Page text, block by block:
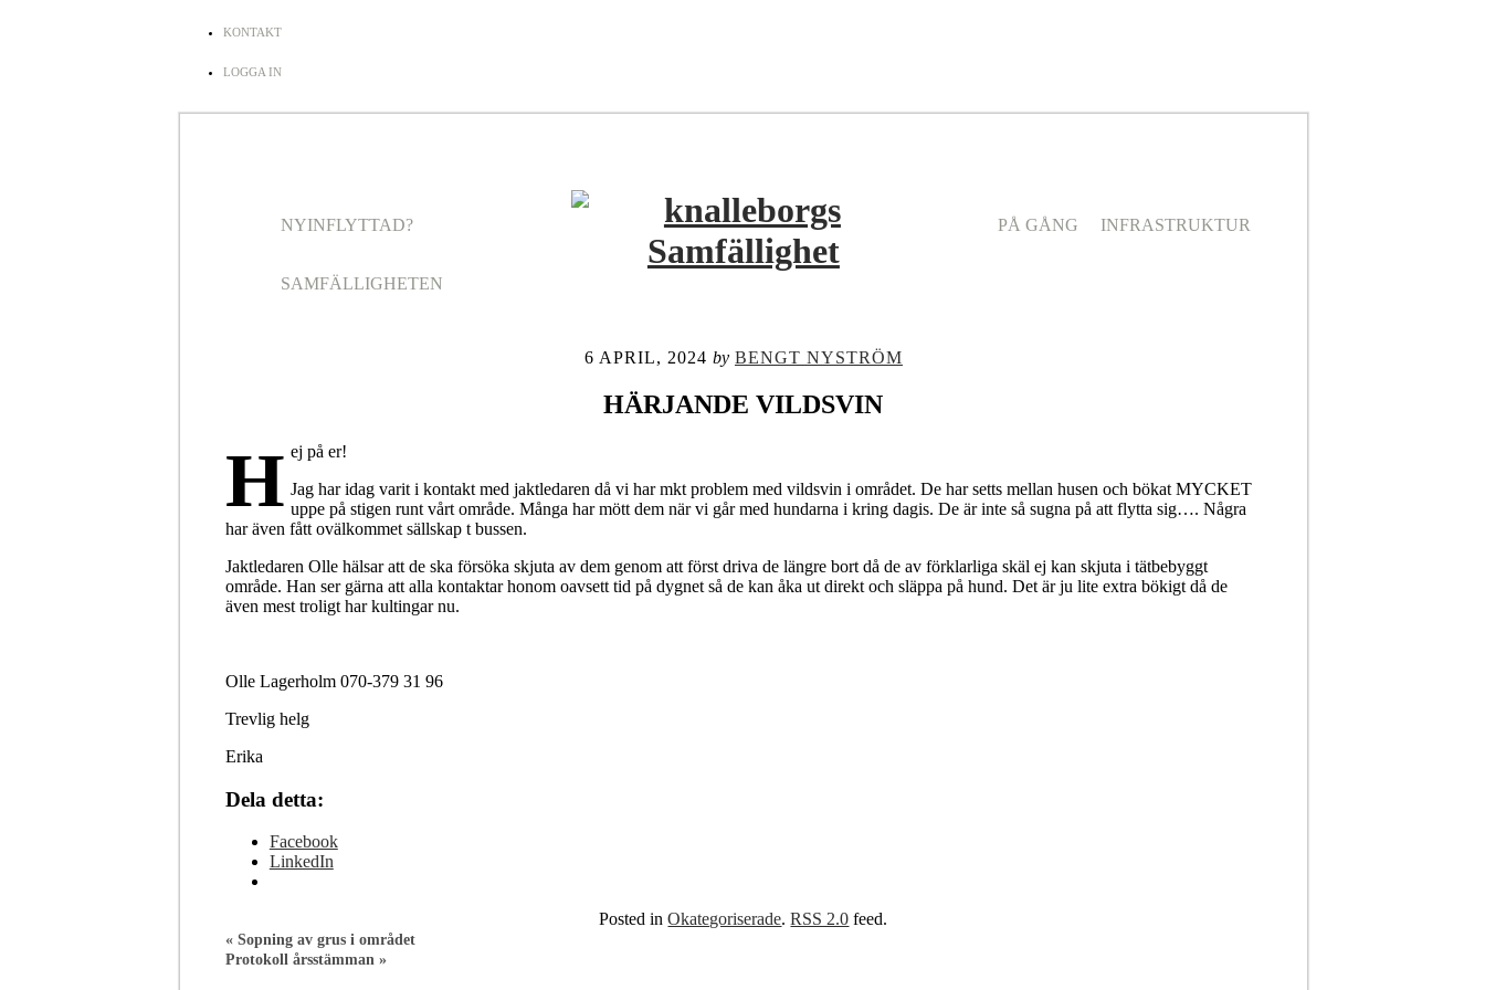
KONTAKT
LOGGA IN
NYINFLYTTAD?
SAMFÄLLIGHETEN
PÅ GÅNG INFRASTRUKTUR
6 APRIL, 2024 by BENGT NYSTRÖM
HÄRJANDE VILDSVIN
H ej på er!
Jag har idag varit i kontakt med jaktledaren då vi har mkt problem med vildsvin i området. De har setts mellan husen och bökat MYCKET
uppe på stigen runt vårt område. Många har mött dem när vi går med hundarna i kring dagis. De är inte så sugna på att flytta sig…. Några
har även fått ovälkommet sällskap t bussen.
Jaktledaren Olle hälsar att de ska försöka skjuta av dem genom att först driva de längre bort då de av förklarliga skäl ej kan skjuta i tätbebyggt
område. Han ser gärna att alla kontaktar honom oavsett tid på dygnet så de kan åka ut direkt och släppa på hund. Det är ju lite extra bökigt då de
även mest troligt har kultingar nu.
Olle Lagerholm 070-379 31 96
Trevlig helg
Erika
Dela detta:
Facebook
LinkedIn
Posted inOkategoriserade.RSS 2.0 feed.
« Sopning av grus i området
Protokoll årsstämman »